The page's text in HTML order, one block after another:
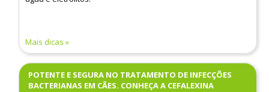
Mais dicas
POTENTE E SEGURA NO TRATAMENTO DE INFECÇÕES
BACTERIANAS EM CÃES. CONHEÇA A CEFALEXINA